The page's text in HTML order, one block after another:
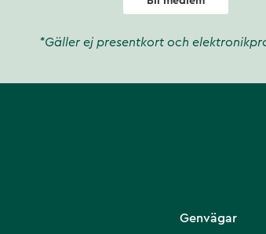
*Gäller ej presentkort och
Genvägar